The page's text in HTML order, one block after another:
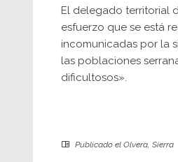
El delegado territorial
esfuerzo que se está
incomunicadas por la
las poblaciones
dificultosos».
Publicado el Olvera, Sierra